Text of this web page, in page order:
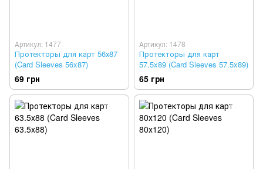
Артикул: 1477
Протекторы для карт 56х87
(Card Sleeves 56x87)
69 грн
Артикул: 1478
Протекторы для карт
57.5x89 (Card Sleeves 57.5x89)
65 грн